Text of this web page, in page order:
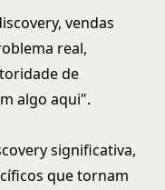
vendas
real,
de
algo aqui".
significativa,
que tornam